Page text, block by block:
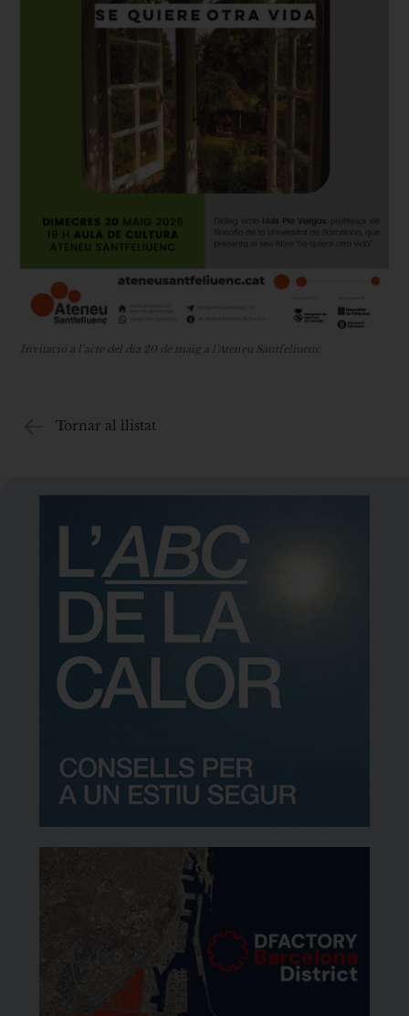
Invitació a l’acte del dia 20 de maig a l’Ateneu Santfeliuenc
Tornar al llistat